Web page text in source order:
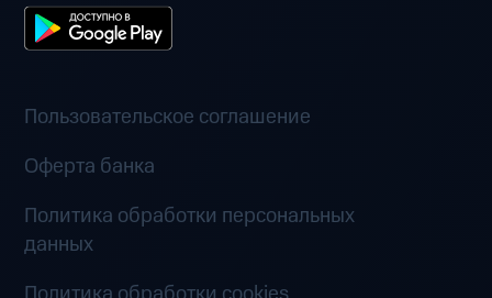
Пользовательское соглашение
Оферта банка
Политика обработки персональных
данных